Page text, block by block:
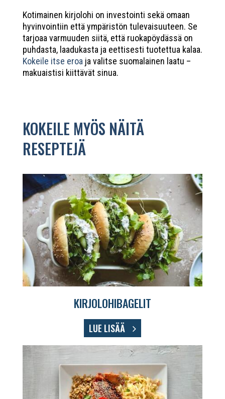
Kotimainen kirjolohi on investointi sekä omaan
hyvinvointiin että ympäristön tulevaisuuteen. Se
tarjoaa varmuuden siitä, että ruokapöydässä on
puhdasta, laadukasta ja eettisesti tuotettua kalaa.
Kokeile itse eroa ja valitse suomalainen laatu –
makuaistisi kiittävät sinua.
KOKEILE MYÖS NÄITÄ
RESEPTEJÄ
KIRJOLOHIBAGELIT
LUE LISÄÄ